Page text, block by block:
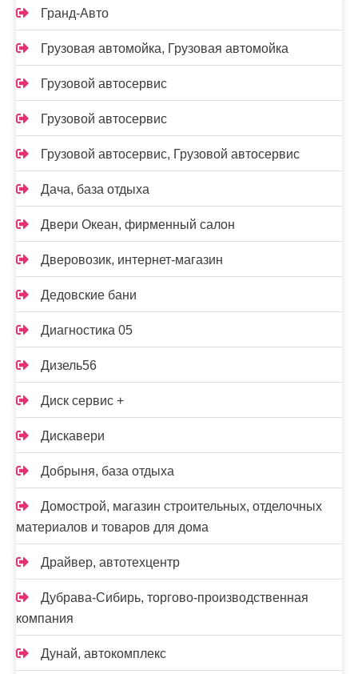
Гранд-Авто
Грузовая автомойка, Грузовая автомойка
Грузовой автосервис
Грузовой автосервис
Грузовой автосервис, Грузовой автосервис
Дача, база отдыха
Двери Океан, фирменный салон
Дверовозик, интернет-магазин
Дедовские бани
Диагностика 05
Дизель56
Диск сервис +
Дискавери
Добрыня, база отдыха
Домострой, магазин строительных, отделочных
материалов и товаров для дома
Драйвер, автотехцентр
Дубрава-Сибирь, торгово-производственная
компания
Дунай, автокомплекс